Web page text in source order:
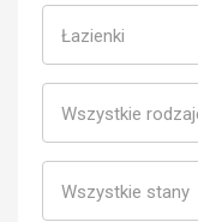
Łazienki
Wszystkie
Wszystkie stany